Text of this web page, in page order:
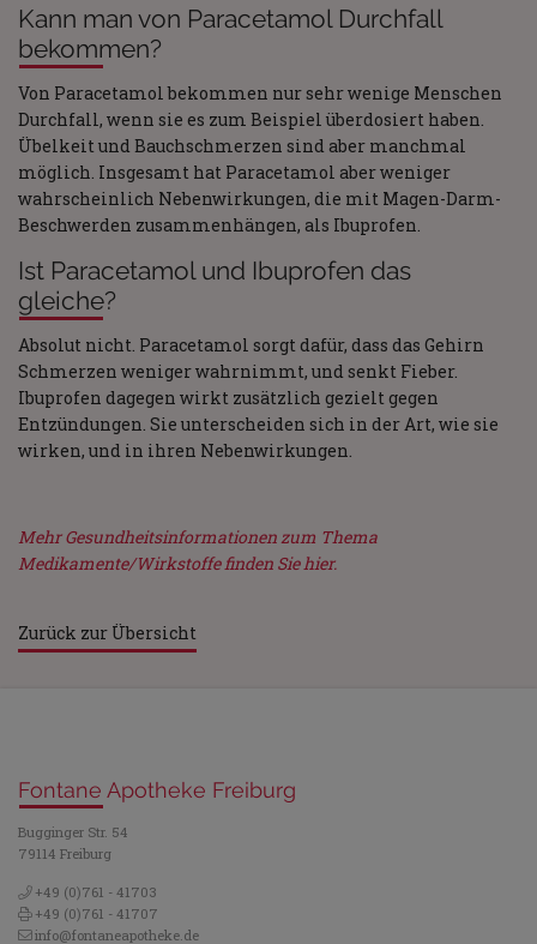
Zurück zur Übersicht
Kann man von Paracetamol Durchfall
bekommen?
Von Paracetamol bekommen nur sehr wenige Menschen
Durchfall, wenn sie es zum Beispiel überdosiert haben.
Übelkeit und Bauchschmerzen sind aber manchmal
möglich. Insgesamt hat Paracetamol aber weniger
wahrscheinlich Nebenwirkungen, die mit Magen-Darm-
Beschwerden zusammenhängen, als Ibuprofen.
Ist Paracetamol und Ibuprofen das
gleiche?
Absolut nicht. Paracetamol sorgt dafür, dass das Gehirn
Schmerzen weniger wahrnimmt, und senkt Fieber.
Ibuprofen dagegen wirkt zusätzlich gezielt gegen
Entzündungen. Sie unterscheiden sich in der Art, wie sie
wirken, und in ihren Nebenwirkungen.
Mehr Gesundheitsinformationen zum Thema
Medikamente/Wirkstoffe finden Sie hier.
Fontane Apotheke Freiburg
Bugginger Str. 54
79114 Freiburg
+49 (0)761 - 41703
+49 (0)761 - 41707
info@fontaneapotheke.de